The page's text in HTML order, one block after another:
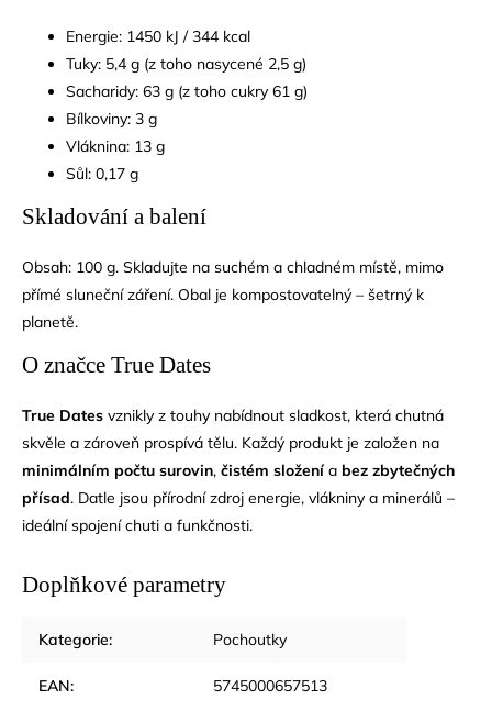
Energie: 1450 kJ / 344 kcal
Tuky: 5,4 g (z toho nasycené 2,5 g)
Sacharidy: 63 g (z toho cukry 61 g)
Bílkoviny: 3 g
Vláknina: 13 g
Sůl: 0,17 g
Skladování a balení
Obsah: 100 g. Skladujte na suchém a chladném místě, mimo
přímé sluneční záření. Obal je kompostovatelný – šetrný k
planetě.
O značce True Dates
True Dates vznikly z touhy nabídnout sladkost, která chutná
skvěle a zároveň prospívá tělu. Každý produkt je založen na
minimálním počtu surovin, čistém složenía bez zbytečných
přísad. Datle jsou přírodní zdroj energie, vlákniny a minerálů –
ideální spojení chuti a funkčnosti.
Doplňkové parametry
Kategorie: Pochoutky
EAN: 5745000657513